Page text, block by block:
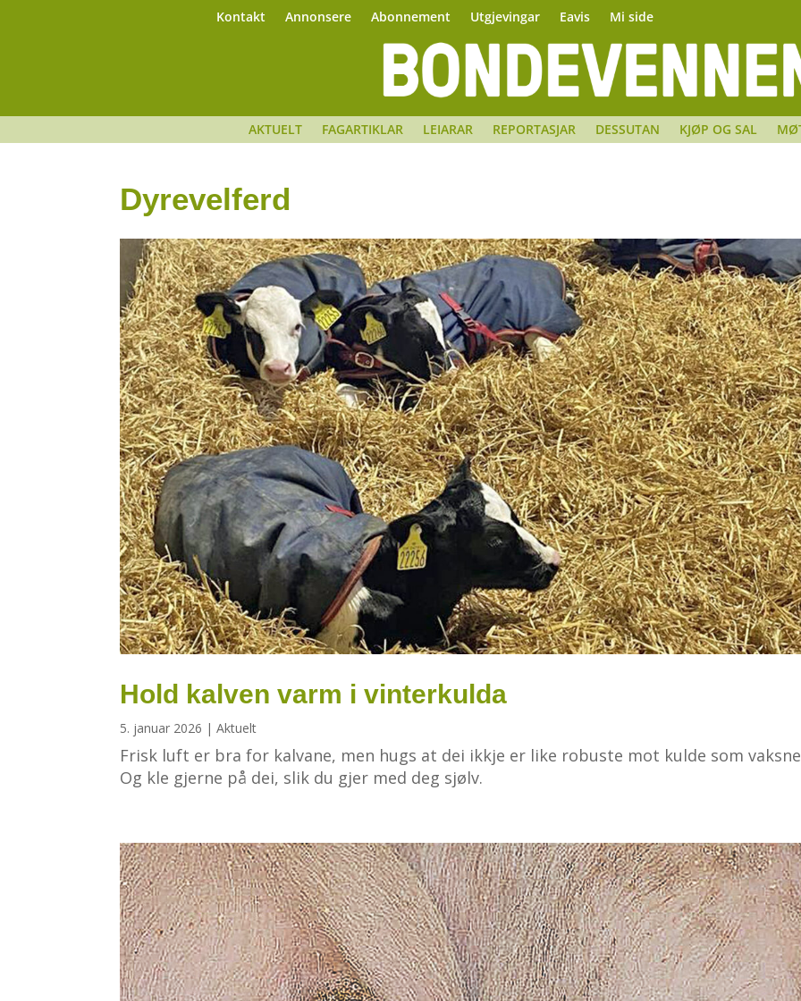
Kontakt Annonsere Abonnement Utgjevingar Eavis Mi side
AKTUELT FAGARTIKLAR LEIARAR REPORTASJAR DESSUTAN KJØP OG SAL
Dyrevelferd
Hold kalven varm i vinterkulda
5. januar 2026 |Aktuelt
Frisk luft er bra for kalvane, men hugs at dei ikkje er like robuste mot kulde som
Og kle gjerne på dei, slik du gjer med deg sjølv.